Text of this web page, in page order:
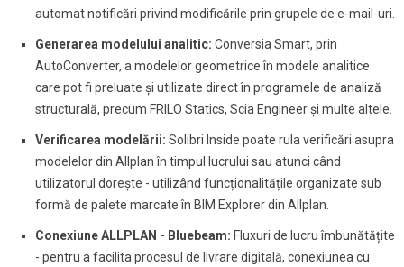
automat notificări privind modificările prin grupele de e-mail-uri.
Generarea modelului analitic: Conversia Smart, prin
AutoConverter, a modelelor geometrice în modele analitice
care pot fi preluate și utilizate direct în programele de analiză
structurală, precum FRILO Statics, Scia Engineer și multe altele.
Verificarea modelării: Solibri Inside poate rula verificări asupra
modelelor din Allplan în timpul lucrului sau atunci când
utilizatorul dorește - utilizând funcționalitățile organizate sub
formă de palete marcate în BIM Explorer din Allplan.
Conexiune ALLPLAN - Bluebeam: Fluxuri de lucru îmbunătățite
- pentru a facilita procesul de livrare digitală, conexiunea cu